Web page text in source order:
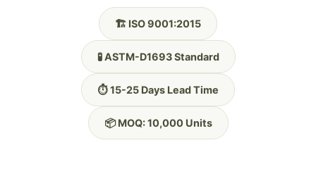
🏗️ ISO 9001:2015
🧪 ASTM-D1693 Standard
⏱️ 15-25 Days Lead Time
📦 MOQ: 10,000 Units